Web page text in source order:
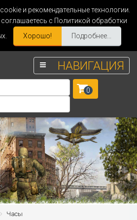
и рекомендательные технологии.
с Политикой обработки
Хорошо! Подробнее...
НАВИГАЦИЯ
0
Часы